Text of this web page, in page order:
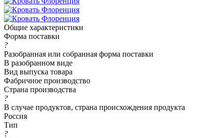
Общие характеристики
Форма поставки
?
Разобранная или собранная форма поставки
В разобранном виде
Вид выпуска товара
Фабричное производство
Страна производства
?
В случае продуктов, страна происхождения продукта
Россия
Тип
?